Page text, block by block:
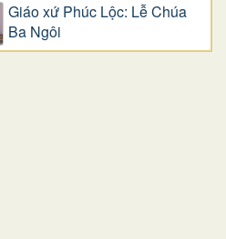
Giáo xứ Phúc Lộc: Lễ Chúa
Ba Ngôi